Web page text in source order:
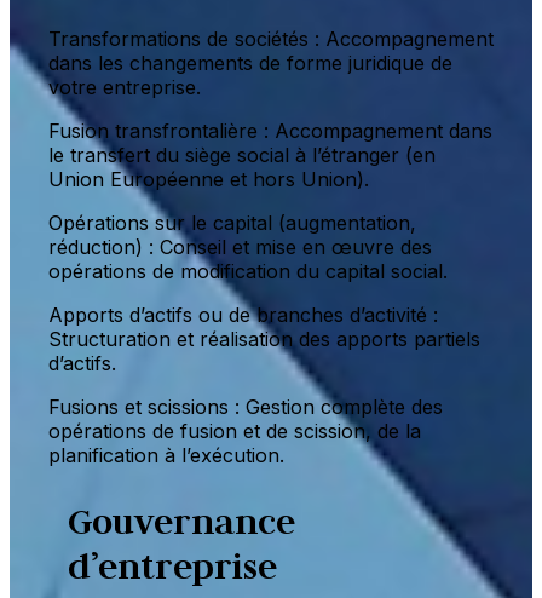
Transformations de sociétés : Accompagnement
dans les changements de forme juridique de
votre entreprise.
Fusion transfrontalière : Accompagnement dans
le transfert du siège social à l’étranger (en
Union Européenne et hors Union).
Opérations sur le capital (augmentation,
réduction) : Conseil et mise en œuvre des
opérations de modification du capital social.
Apports d’actifs ou de branches d’activité :
Structuration et réalisation des apports partiels
d’actifs.
Fusions et scissions : Gestion complète des
opérations de fusion et de scission, de la
planification à l’exécution.
Gouvernance
d’entreprise